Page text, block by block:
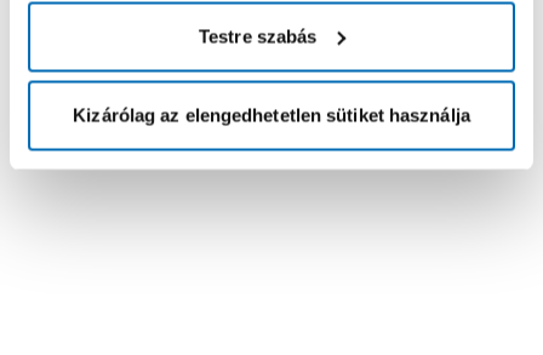
Testre szabás
Kizárólag az elengedhetetlen sütiket használja